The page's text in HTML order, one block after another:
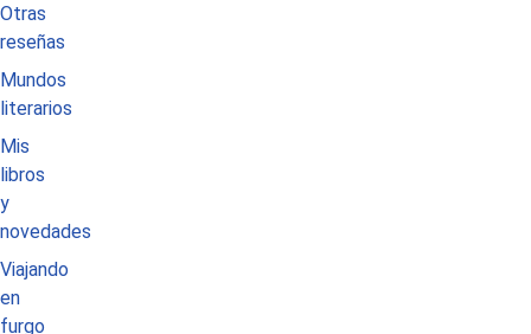
Otras
reseñas
Mundos
literarios
Mis
libros
y
novedades
Viajando
en
furgo